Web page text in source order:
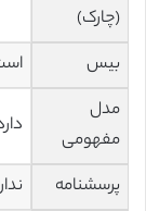
(چارک)
بیس
مدل
مفهومی
پرسشنامه